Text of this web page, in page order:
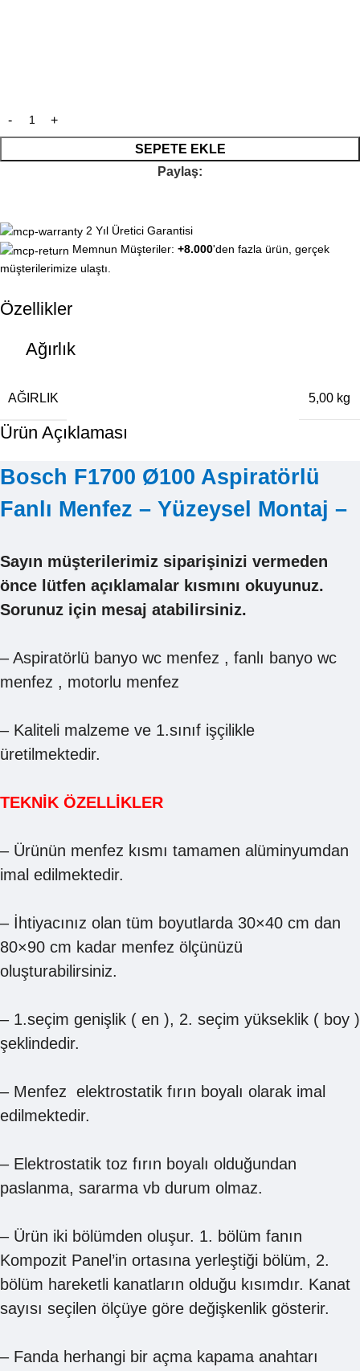
SEPETE EKLE
Paylaş:
2 Yıl Üretici Garantisi
Memnun Müşteriler: +8.000'den fazla ürün, gerçek
müşterilerimize ulaştı.
Özellikler
Ağırlık
AĞIRLIK 5,00 kg
Ürün Açıklaması
Bosch F1700 Ø100 Aspiratörlü
Fanlı Menfez – Yüzeysel Montaj –
Sayın müşterilerimiz siparişinizi vermeden
önce lütfen açıklamalar kısmını okuyunuz.
Sorunuz için mesaj atabilirsiniz.
– Aspiratörlü banyo wc menfez , fanlı banyo wc
menfez , motorlu menfez
– Kaliteli malzeme ve 1.sınıf işçilikle
üretilmektedir.
TEKNİK ÖZELLİKLER
– Ürünün menfez kısmı tamamen alüminyumdan
imal edilmektedir.
– İhtiyacınız olan tüm boyutlarda 30×40 cm dan
80×90 cm kadar menfez ölçünüzü
oluşturabilirsiniz.
– 1.seçim genişlik ( en ), 2. seçim yükseklik ( boy )
şeklindedir.
– Menfez elektrostatik fırın boyalı olarak imal
edilmektedir.
– Elektrostatik toz fırın boyalı olduğundan
paslanma, sararma vb durum olmaz.
– Ürün iki bölümden oluşur. 1. bölüm fanın
Kompozit Panel’in ortasına yerleştiği bölüm, 2.
bölüm hareketli kanatların olduğu kısımdır. Kanat
sayısı seçilen ölçüye göre değişkenlik gösterir.
– Fanda herhangi bir açma kapama anahtarı